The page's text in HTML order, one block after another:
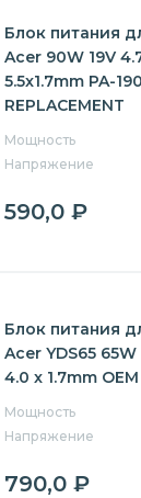
Блок питания
Acer 90W 19V
5.5x1.7mm PA-
REPLACEMENT
Мощность
Напряжение
590,0 ₽
Блок питания
Acer YDS65 65W
4.0 x 1.7mm OEM
Мощность
Напряжение
790,0 ₽